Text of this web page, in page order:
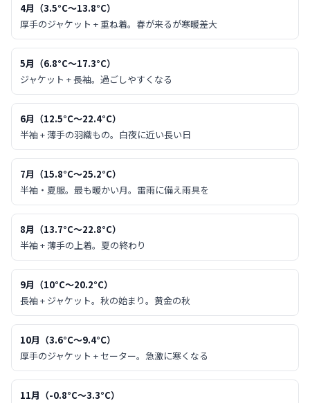
4月 （3.5°C〜13.8°C）
厚手のジャケット + 重ね着。春が来るが寒暖差大
5月 （6.8°C〜17.3°C）
ジャケット + 長袖。過ごしやすくなる
6月 （12.5°C〜22.4°C）
半袖 + 薄手の羽織もの。白夜に近い長い日
7月 （15.8°C〜25.2°C）
半袖・夏服。最も暖かい月。雷雨に備え雨具を
8月 （13.7°C〜22.8°C）
半袖 + 薄手の上着。夏の終わり
9月 （10°C〜20.2°C）
長袖 + ジャケット。秋の始まり。黄金の秋
10月 （3.6°C〜9.4°C）
厚手のジャケット + セーター。急激に寒くなる
11月 （-0.8°C〜3.3°C）